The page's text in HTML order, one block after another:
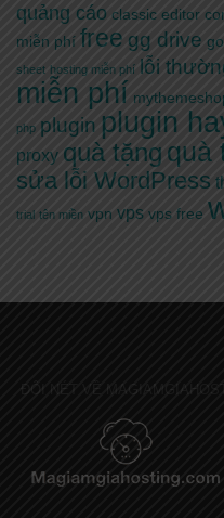
quảng cáo classic editor
miễn phí free gg drive
sheet hosting miễn phí lỗi
miễn phí
php plugin plugin
proxy quà tặng quà
sửa lỗi WordPress
trial tên miền vpn vps vps free
ĐÔI NÉT VỀ